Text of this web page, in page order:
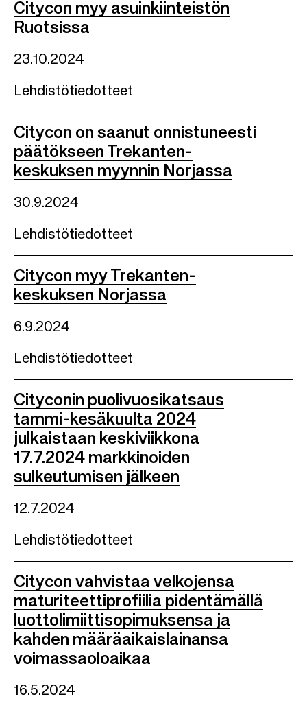
Citycon myy asuinkiinteistön
Ruotsissa
23.10.2024
Lehdistötiedotteet
Citycon on saanut onnistuneesti
päätökseen Trekanten-
keskuksen myynnin Norjassa
30.9.2024
Lehdistötiedotteet
Citycon myy Trekanten-
keskuksen Norjassa
6.9.2024
Lehdistötiedotteet
Cityconin puolivuosikatsaus
tammi-kesäkuulta 2024
julkaistaan keskiviikkona
17.7.2024 markkinoiden
sulkeutumisen jälkeen
12.7.2024
Lehdistötiedotteet
Citycon vahvistaa velkojensa
maturiteettiprofiilia pidentämällä
luottolimiittisopimuksensa ja
kahden määräaikaislainansa
voimassaoloaikaa
16.5.2024